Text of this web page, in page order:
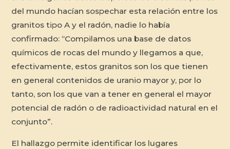
del mundo hacían sospechar esta relación entre los
granitos tipo A y el radón, nadie lo había
confirmado: “Compilamos una base de datos
químicos de rocas del mundo y llegamos a que,
efectivamente, estos granitos son los que tienen
en general contenidos de uranio mayor y, por lo
tanto, son los que van a tener en general el mayor
potencial de radón o de radioactividad natural en el
conjunto”.
El hallazgo permite identificar los lugares